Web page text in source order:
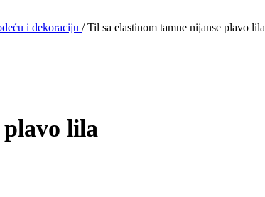
i dekoraciju / Til sa elastinom tamne nijanse plavo lila
plavo lila